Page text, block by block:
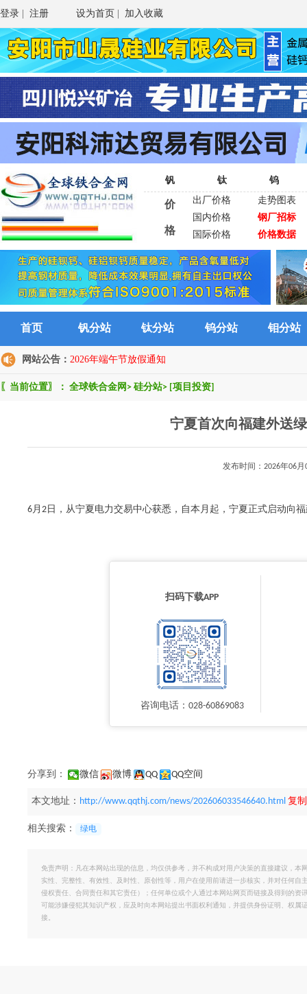
登录 注册 设为首页 加入收藏
钒 钛 钨
价
格
出厂价格
走势图表
国内价格
钢厂招标
国际价格
价格数据
首页 钒分站 钛分站 钨分站 钼分站
网站公告： 2026年端午节放假通知
〖当前位置〗： 全球铁合金网 > 硅分站> [项目投资]
宁夏首次向福建外送
发布时间：2026年06
6月2日，从宁夏电力交易中心获悉，自本月起，宁夏正式启动向
扫码下载APP
咨询电话：028-60869083
分享到： 微信 微博 QQ QQ空间
本文地址： http://www.qqthj.com/news/202606033546640.html 复
相关搜索： 绿电
免责声明：凡在本网站出现的信息，均仅供参考，并不构成对用户决策的直接建议，
实性、完整性、有效性、及时性、原创性等，用户在使用前请进一步核实，并对任何
侵权责任、合同责任和其它责任）；任何单位或个人通过本网站网页而链接及得到的
可能涉嫌侵犯其知识产权，应及时向本网站提出书面权利通知，并提供身份证明、权
接。